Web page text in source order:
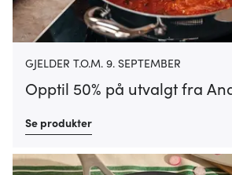
GJELDER T.O.M. 9. SEPTEMBER
Opptil 50% på utvalgt fra
Se produkter